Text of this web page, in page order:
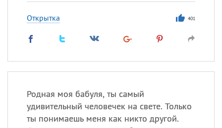
Открытка 401
Родная моя бабуля, ты самый
удивительный человечек на свете. Только
ты понимаешь меня как никто другой.